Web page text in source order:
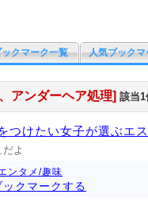
クマーク一覧 人気ブックマ
アンダーヘア処理] 該当1
つけたい女子が選ぶエ
よ
ンタメ/趣味
ックマークする